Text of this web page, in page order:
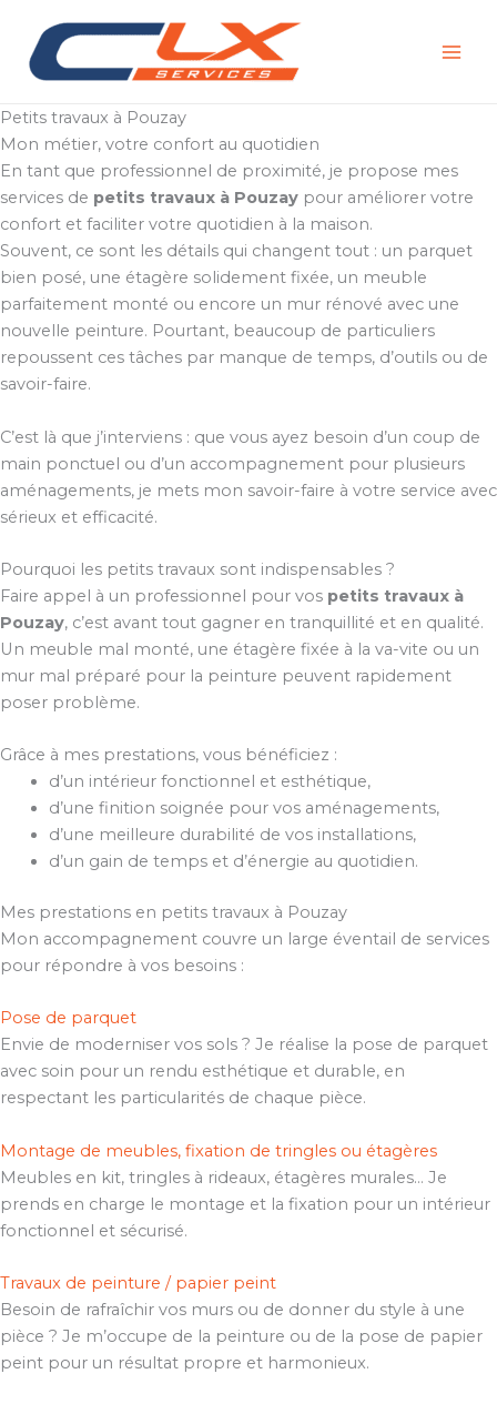
contenu
Petits travaux à Pouzay
Mon métier, votre confort au quotidien
En tant que professionnel de proximité, je propose mes
services de petits travaux à Pouzay pour améliorer votre
confort et faciliter votre quotidien à la maison.
Souvent, ce sont les détails qui changent tout : un parquet
bien posé, une étagère solidement fixée, un meuble
parfaitement monté ou encore un mur rénové avec une
nouvelle peinture. Pourtant, beaucoup de particuliers
repoussent ces tâches par manque de temps, d’outils ou de
savoir-faire.
C’est là que j’interviens : que vous ayez besoin d’un coup de
main ponctuel ou d’un accompagnement pour plusieurs
aménagements, je mets mon savoir-faire à votre service avec
sérieux et efficacité.
Pourquoi les petits travaux sont indispensables ?
Faire appel à un professionnel pour vos petits travaux à
Pouzay, c’est avant tout gagner en tranquillité et en qualité.
Un meuble mal monté, une étagère fixée à la va-vite ou un
mur mal préparé pour la peinture peuvent rapidement
poser problème.
Grâce à mes prestations, vous bénéficiez :
d’un intérieur fonctionnel et esthétique,
d’une finition soignée pour vos aménagements,
d’une meilleure durabilité de vos installations,
d’un gain de temps et d’énergie au quotidien.
Mes prestations en petits travaux à Pouzay
Mon accompagnement couvre un large éventail de services
pour répondre à vos besoins :
Pose de parquet
Envie de moderniser vos sols ? Je réalise la pose de parquet
avec soin pour un rendu esthétique et durable, en
respectant les particularités de chaque pièce.
Montage de meubles, fixation de tringles ou étagères
Meubles en kit, tringles à rideaux, étagères murales… Je
prends en charge le montage et la fixation pour un intérieur
fonctionnel et sécurisé.
Travaux de peinture / papier peint
Besoin de rafraîchir vos murs ou de donner du style à une
pièce ? Je m’occupe de la peinture ou de la pose de papier
peint pour un résultat propre et harmonieux.